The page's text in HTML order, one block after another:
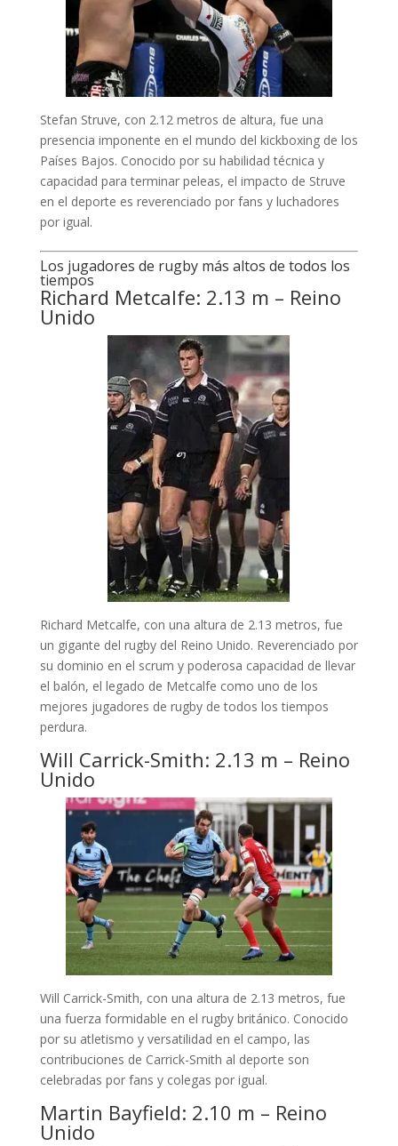
Stefan Struve, con 2.12 metros de altura, fue una
presencia imponente en el mundo del kickboxing de los
Países Bajos. Conocido por su habilidad técnica y
capacidad para terminar peleas, el impacto de Struve
en el deporte es reverenciado por fans y luchadores
por igual.
Los jugadores de rugby más altos de todos los
tiempos
Richard Metcalfe: 2.13 m – Reino
Unido
Richard Metcalfe, con una altura de 2.13 metros, fue
un gigante del rugby del Reino Unido. Reverenciado por
su dominio en el scrum y poderosa capacidad de llevar
el balón, el legado de Metcalfe como uno de los
mejores jugadores de rugby de todos los tiempos
perdura.
Will Carrick-Smith: 2.13 m – Reino
Unido
Will Carrick-Smith, con una altura de 2.13 metros, fue
una fuerza formidable en el rugby británico. Conocido
por su atletismo y versatilidad en el campo, las
contribuciones de Carrick-Smith al deporte son
celebradas por fans y colegas por igual.
Martin Bayfield: 2.10 m – Reino
Unido